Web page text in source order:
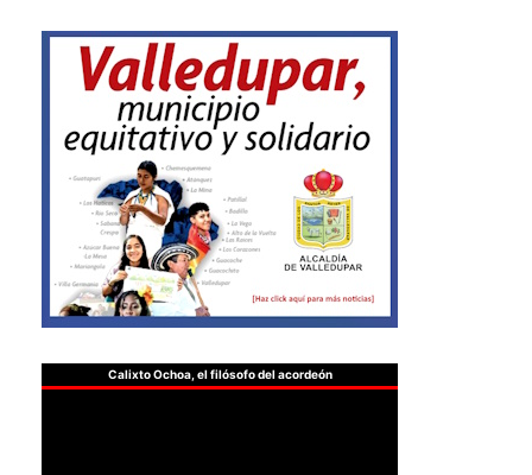
Calixto Ochoa, el filósofo del acordeón